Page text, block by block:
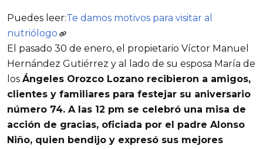
Puedes leer:Te damos motivos para visitar al
nutriólogo
El pasado 30 de enero, el propietario Víctor Manuel
Hernández Gutiérrez y al lado de su esposa María de
los Ángeles Orozco Lozano recibieron a amigos,
clientes y familiares para festejar su aniversario
número 74. A las 12 pm se celebró una misa de
acción de gracias, oficiada por el padre Alonso
Niño, quien bendijo y expresó sus mejores